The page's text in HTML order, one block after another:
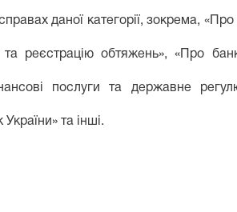
даної категорії, зокрема,
реєстрацію обтяжень», «Про
послуги та державне
та інші.